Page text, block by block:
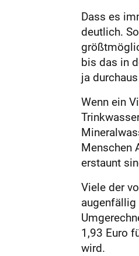
Dass es
deutlich.
bis das in
ja
Wenn ein
Menschen
erstaunt
Viele der
1,93 Euro
wird.